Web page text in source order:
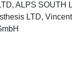
ALPS SOUTH
LTD, Vincent